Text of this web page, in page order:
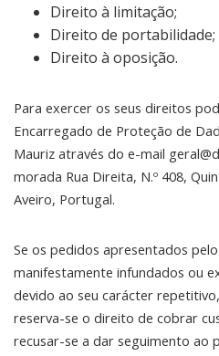
Direito à limitação;
Direito de portabilidade;
Direito à oposição.
Para exercer os seus direitos
Encarregado de Proteção de
Mauriz através do e-mail
morada Rua Direita, N.º 408,
Aveiro, Portugal.
Se os pedidos apresentados
manifestamente infundados ou
devido ao seu carácter
reserva-se o direito de cobrar
recusar-se a dar seguimento ao